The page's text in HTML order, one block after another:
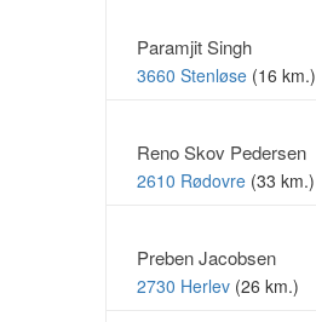
Paramjit Singh
3660 Stenløse (16 km.)
Reno Skov Pedersen
2610 Rødovre (33 km.)
Preben Jacobsen
2730 Herlev (26 km.)